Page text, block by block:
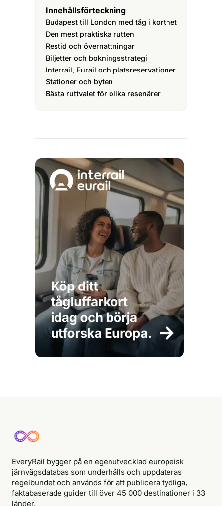
Innehållsförteckning
Budapest till London med tåg i korthet
Den mest praktiska rutten
Restid och övernattningar
Biljetter och bokningsstrategi
Interrail, Eurail och platsreservationer
Stationer och byten
Bästa ruttvalet för olika resenärer
EveryRail bygger på en egenutvecklad europeisk
järnvägsdatabas som underhålls och uppdateras
regelbundet och används för att publicera tydliga,
faktabaserade guider till över 45 000 destinationer i 33
länder.